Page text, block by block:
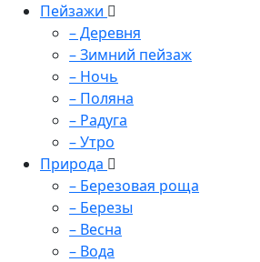
Пейзажи
– Деревня
– Зимний пейзаж
– Ночь
– Поляна
– Радуга
– Утро
Природа
– Березовая роща
– Березы
– Весна
– Вода